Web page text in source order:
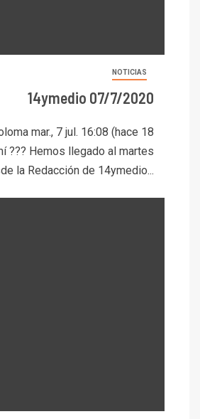
NOTICIAS
14ymedio 07/7/2020
mar., 7 jul. 16:08 (hace 18
??? Hemos llegado al martes
la Redacción de 14ymedio...